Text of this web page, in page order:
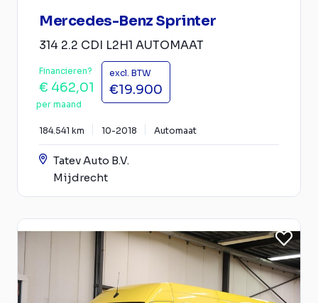
Mercedes-Benz Sprinter
314 2.2 CDI L2H1 AUTOMAAT
Financieren?
€ 462,01
per maand
excl. BTW
€19.900
184.541 km 10-2018 Automaat
Tatev Auto B.V.
Mijdrecht